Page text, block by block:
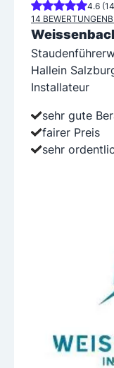
4.6
14 BEWERTUNGEN
Hallein
Installateur
sehr gute
fairer Preis
sehr